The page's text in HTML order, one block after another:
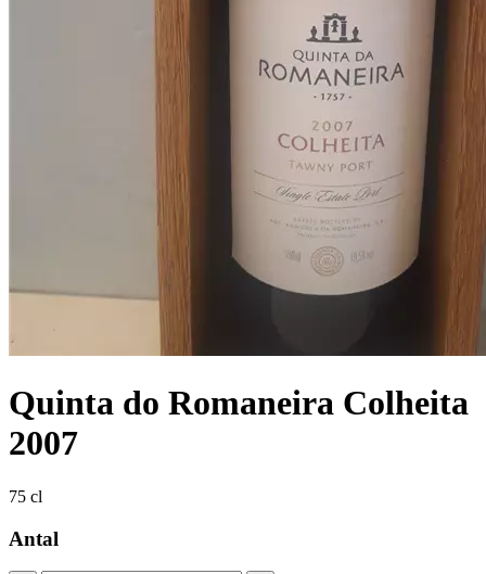
Quinta do Romaneira Colheita
2007
75 cl
Antal